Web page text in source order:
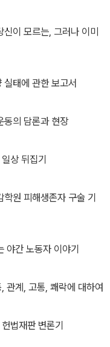
이 모르는, 그러나 이미
태에 관한 보고서
동의 담론과 현장
상 뒤집기
원 피해생존자 구술 기
야간 노동자 이야기
관계, 고통, 쾌락에 대하여
법재판 변론기